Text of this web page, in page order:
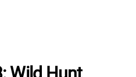
Wild Hunt